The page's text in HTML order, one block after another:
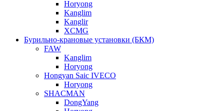
Horyong
Kanglim
Kanglir
XCMG
Бурильно-крановые установки (БКМ)
FAW
Kanglim
Horyong
Hongyan Saic IVECO
Horyong
SHACMAN
DongYang